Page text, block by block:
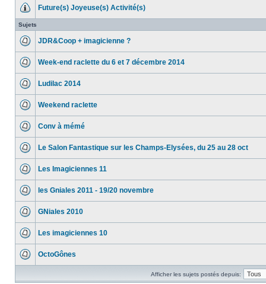
Future(s) Joyeuse(s) Activité(s)
Sujets
JDR&Coop + imagicienne ?
Week-end raclette du 6 et 7 décembre 2014
Ludilac 2014
Weekend raclette
Conv à mémé
Le Salon Fantastique sur les Champs-Elysées, du 25 au 28 oct
Les Imagiciennes 11
les Gniales 2011 - 19/20 novembre
GNiales 2010
Les imagiciennes 10
OctoGônes
Afficher les sujets postés depuis: